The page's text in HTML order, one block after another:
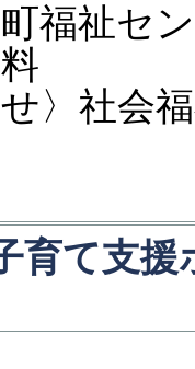
町福祉セ
せ〉社
育て支